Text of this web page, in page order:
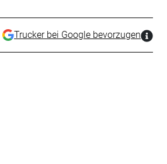
Trucker bei Google bevorzugen